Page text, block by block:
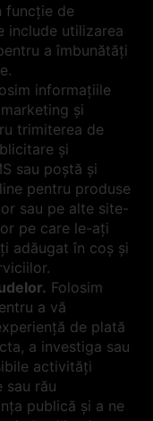
funcție de
include utilizarea
a îmbunătăți
informațiile
și
trimiterea de
și
sau poștă și
pentru produse
sau pe alte site-
pe care le-ați
adăugat în coș și
Folosim
a vă
de plată
a investiga sau
activități
sau rău
publică și a ne